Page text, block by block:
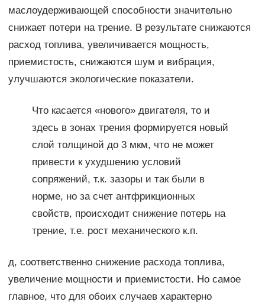
маслоудерживающей способности значительно
снижает потери на трение. В результате снижаются
расход топлива, увеличивается мощность,
приемистость, снижаются шум и вибрация,
улучшаются экологические показатели.
Что касается «нового» двигателя, то и
здесь в зонах трения формируется новый
слой толщиной до 3 мкм, что не может
привести к ухудшению условий
сопряжений, т.к. зазоры и так были в
норме, но за счет антфрикционных
свойств, происходит снижение потерь на
трение, т.е. рост механического к.п.
д, соответственно снижение расхода топлива,
увеличение мощности и приемистости. Но самое
главное, что для обоих случаев характерно